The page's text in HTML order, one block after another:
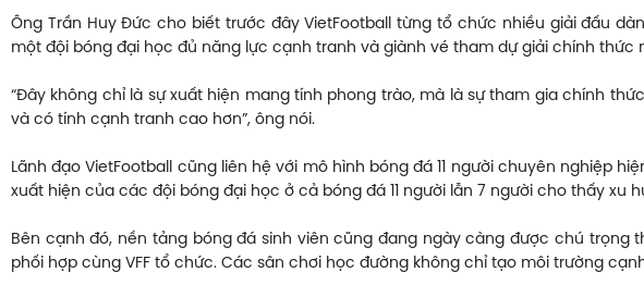
Ông Trần Huy Đức cho biết trước đây VietFootball từng tổ chức nhiều giải đấu
một đội bóng đại học đủ năng lực cạnh tranh và giành vé tham dự giải chính thức
“Đây không chỉ là sự xuất hiện mang tính phong trào, mà là sự tham gia chính
và có tính cạnh tranh cao hơn”, ông nói.
Lãnh đạo VietFootball cũng liên hệ với mô hình bóng đá 11 người chuyên nghiệp
xuất hiện của các đội bóng đại học ở cả bóng đá 11 người lẫn 7 người cho thấy
Bên cạnh đó, nền tảng bóng đá sinh viên cũng đang ngày càng được chú trọng
phối hợp cùng VFF tổ chức. Các sân chơi học đường không chỉ tạo môi trường